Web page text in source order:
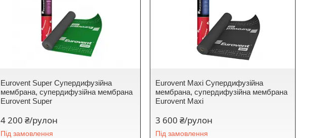
Eurovent Super Супердифузійна
мембрана, супердифузійна мембрана
Eurovent Super
4 200 ₴/рулон
Під замовлення
Eurovent Maxi Супердифузійна
мембрана, супердифузійна мембрана
Eurovent Maxi
3 600 ₴/рулон
Під замовлення